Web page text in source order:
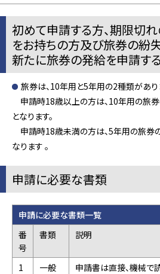
初めて申請する方、期限切れ
をお持ちの方及び旅券の紛
新たに旅券の発給を申請す
旅券は、10年用と5年用の2種類があり
申請時18歳以上の方は、10年用の旅
となります。
申請時18歳未満の方は、5年用の旅券
なります 。
申請に必要な書類
申請に必要な書類一覧
番
号
書類 説明
1
一般
申請書は直接、機械で